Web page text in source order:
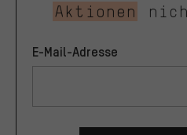
Aktionen
E-Mail-Adresse